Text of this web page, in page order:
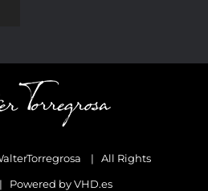
| All Rights
Powered byVHD.es